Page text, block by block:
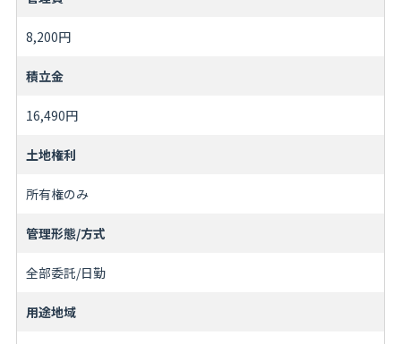
8,200円
積立金
16,490円
土地権利
所有権のみ
管理形態/方式
全部委託/日勤
用途地域